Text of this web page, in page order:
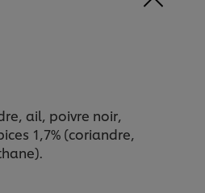
ail, poivre noir,
1,7% (coriandre,